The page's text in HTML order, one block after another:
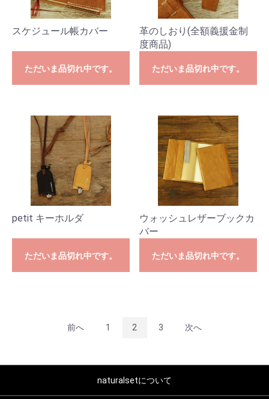
スケジュール帳カバー
ただいま品切れ中です。
革のしおり(全額義援金制
度商品)
ただいま品切れ中です。
petit キーホルダ
ただいま品切れ中です。
ウォッシュレザーブックカ
バー
ただいま品切れ中です。
前へ 1 2 3 次へ
naturalsetについて